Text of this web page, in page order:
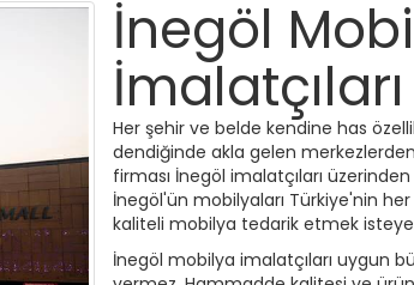
İnegöl
İmalatçıları
Her şehir ve belde kendine has
dendiğinde akla gelen
firması İnegöl imalatçıları
İnegöl'ün mobilyaları Türkiye'nin
kaliteli mobilya tedarik etmek
İnegöl mobilya imalatçıları uygun